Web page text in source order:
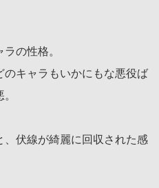
の性格。
キャラもいかにもな悪役ば
、伏線が綺麗に回収された感